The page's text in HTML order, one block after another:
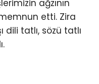
ağzının
etti. Zira
dili tatlı, sözü tatlı